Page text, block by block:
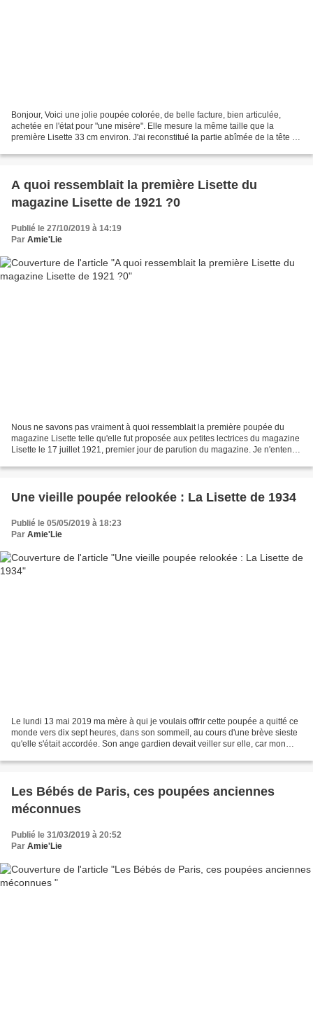
Bonjour, Voici une jolie poupée colorée, de belle facture, bien articulée,
achetée en l'état pour "une misère". Elle mesure la même taille que la
première Lisette 33 cm environ. J'ai reconstitué la partie abîmée de la tête de
A quoi ressemblait la première Lisette du
magazine Lisette de 1921 ?0
Publié le 27/10/2019 à 14:19
Par Amie'Lie
Nous ne savons pas vraiment à quoi ressemblait la première poupée du
magazine Lisette telle qu'elle fut proposée aux petites lectrices du magazine
Lisette le 17 juillet 1921, premier jour de parution du magazine. Je n'entends
Une vieille poupée relookée : La Lisette de 1934
Publié le 05/05/2019 à 18:23
Par Amie'Lie
Le lundi 13 mai 2019 ma mère à qui je voulais offrir cette poupée a quitté ce
monde vers dix sept heures, dans son sommeil, au cours d'une brève sieste
qu'elle s'était accordée. Son ange gardien devait veiller sur elle, car mon
Les Bébés de Paris, ces poupées anciennes
méconnues
Publié le 31/03/2019 à 20:52
Par Amie'Lie